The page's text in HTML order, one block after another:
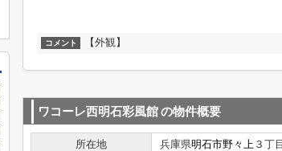
コメント 【外観】
ワコーレ西明石彩風館の物件概要
所在地 兵庫県明石市野々上 ３丁